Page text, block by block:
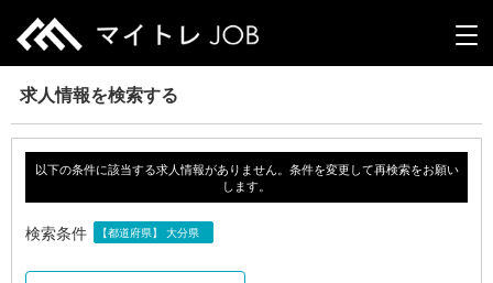
求人情報を検索する
以下の条件に該当する求人情報がありません。条件を変更して再検索をお願い
します。
検索条件 【都道府県】 大分県